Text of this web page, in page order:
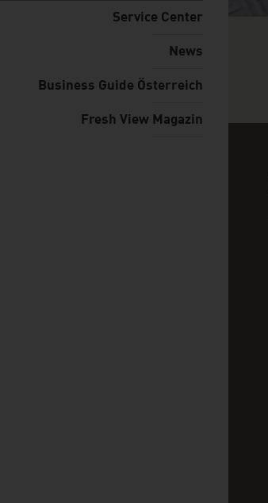
Service Center
News
Business Guide Österreich
Fresh View Magazin